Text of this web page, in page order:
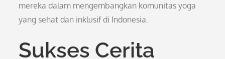
mereka dalam mengembangkan komunitas yoga
yang sehat dan inklusif di Indonesia.
Sukses Cerita